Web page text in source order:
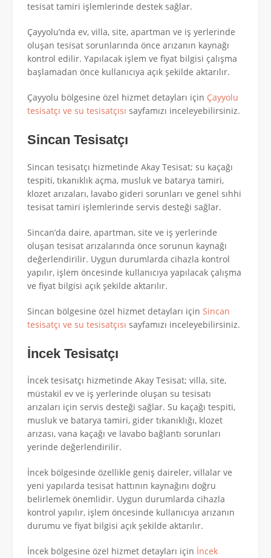
tesisat tamiri işlemlerinde destek sağlar.
Çayyolu’nda ev, villa, site, apartman ve iş yerlerinde
oluşan tesisat sorunlarında önce arızanın kaynağı
kontrol edilir. Yapılacak işlem ve fiyat bilgisi çalışma
başlamadan önce kullanıcıya açık şekilde aktarılır.
Çayyolu bölgesine özel hizmet detayları için Çayyolu
tesisatçı ve su tesisatçısı sayfamızı inceleyebilirsiniz.
Sincan Tesisatçı
Sincan tesisatçı hizmetinde Akay Tesisat; su kaçağı
tespiti, tıkanıklık açma, musluk ve batarya tamiri,
klozet arızaları, lavabo gideri sorunları ve genel sıhhi
tesisat tamiri işlemlerinde servis desteği sağlar.
Sincan’da daire, apartman, site ve iş yerlerinde
oluşan tesisat arızalarında önce sorunun kaynağı
değerlendirilir. Uygun durumlarda cihazla kontrol
yapılır, işlem öncesinde kullanıcıya yapılacak çalışma
ve fiyat bilgisi açık şekilde aktarılır.
Sincan bölgesine özel hizmet detayları için Sincan
tesisatçı ve su tesisatçısı sayfamızı inceleyebilirsiniz.
İncek Tesisatçı
İncek tesisatçı hizmetinde Akay Tesisat; villa, site,
müstakil ev ve iş yerlerinde oluşan su tesisatı
arızaları için servis desteği sağlar. Su kaçağı tespiti,
musluk ve batarya tamiri, gider tıkanıklığı, klozet
arızası, vana kaçağı ve lavabo bağlantı sorunları
yerinde değerlendirilir.
İncek bölgesinde özellikle geniş daireler, villalar ve
yeni yapılarda tesisat hattının kaynağını doğru
belirlemek önemlidir. Uygun durumlarda cihazla
kontrol yapılır, işlem öncesinde kullanıcıya arızanın
durumu ve fiyat bilgisi açık şekilde aktarılır.
İncek bölgesine özel hizmet detayları için İncek